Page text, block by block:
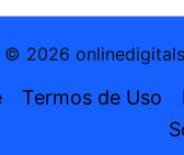
2026
Termos de Uso